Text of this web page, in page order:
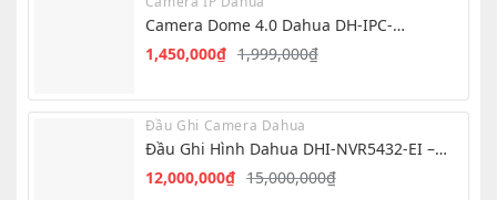
999,000₫.
là:
Camera Dome 4.0 Dahua DH-IPC-
HDW1439V-A-IL1,999,000₫
Giá
là:
1,999,000₫.
1,450,000₫
Giá
tại
là:
Đầu Ghi Camera Dahua
Đầu Ghi Hình Dahua DHI-NVR5432-EI –
NVR 32 Kênh AI15,000,000₫
Giá
12,000,000₫
Giá